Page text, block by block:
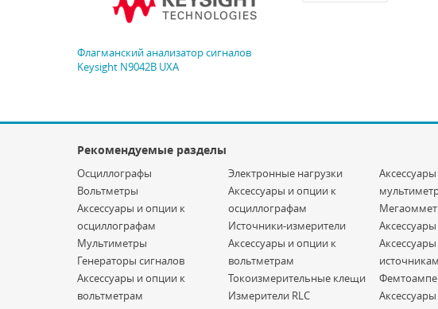
Флагманский анализатор сигналов
Keysight N9042B UXA
Рекомендуемые разделы
Осциллографы
Вольтметры
Аксессуары и опции к
осциллографам
Мультиметры
Генераторы сигналов
Аксессуары и опции к
вольтметрам
Электронные нагрузки
Аксессуары и опции к
осциллографам
Источники-измерители
Аксессуары и опции к
вольтметрам
Токоизмерительные клещи
Измерители RLC
Аксессуары